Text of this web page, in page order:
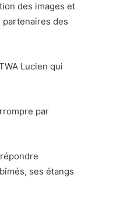
des images et
partenaires des
Lucien qui
par
ses étangs